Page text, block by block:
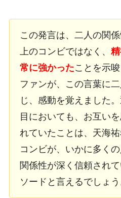
この発言は、二人の関
上のコンビではなく、
常に強かったことを示
ファンが、この言葉に
じ、感動を覚えました
目においても、お互い
れていたことは、天海
コンビが、いかに多く
関係性が深く信頼され
ソードと言えるでしょう